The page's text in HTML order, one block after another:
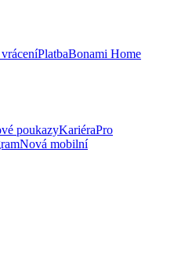
PlatbaBonami Home
poukazyKariéraPro
Nová mobilní